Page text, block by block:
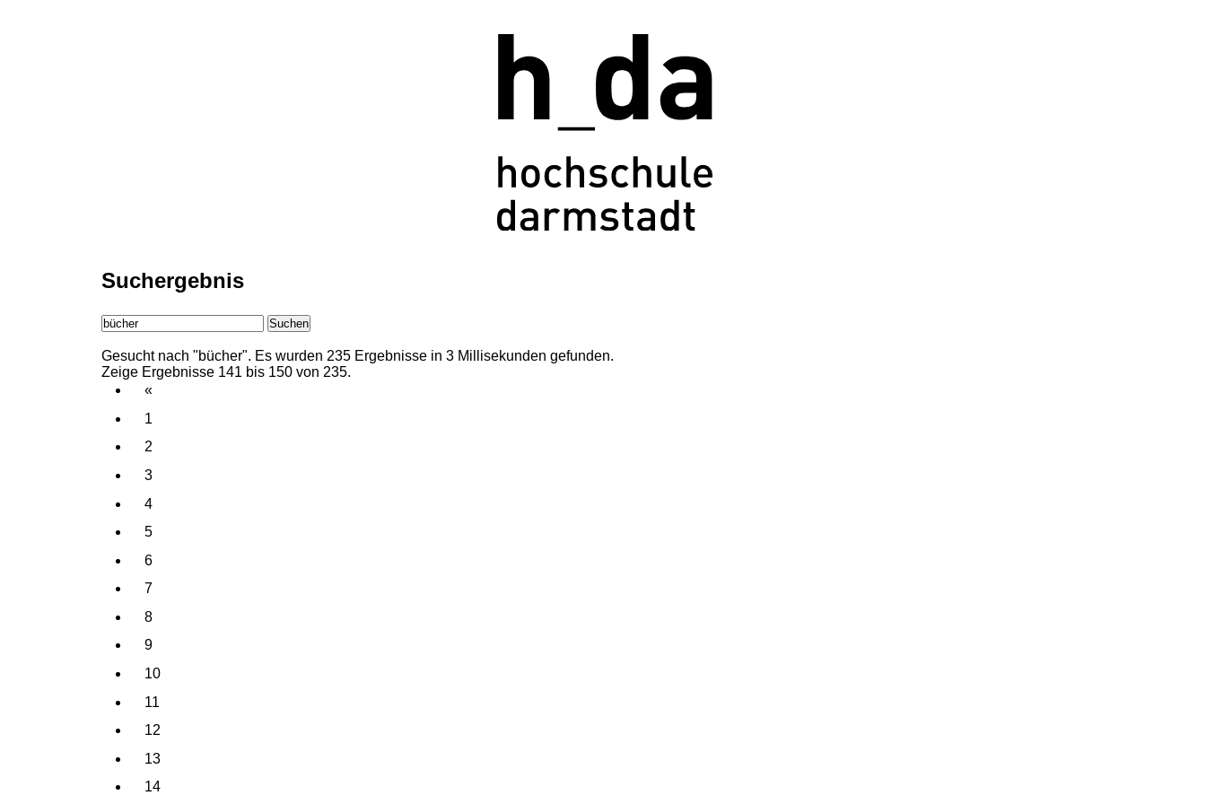
Suchergebnis
Suchen
Gesucht nach "bücher". Es wurden 235 Ergebnisse in 3 Millisekunden gefunden.
Zeige Ergebnisse 141 bis 150 von 235.
«
1
2
3
4
5
6
7
8
9
10
11
12
13
14